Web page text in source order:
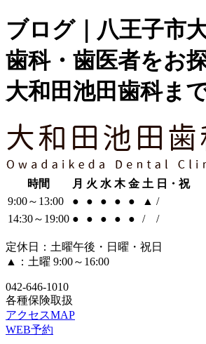
ブログ｜八王子市
歯科・歯医者をお
大和田池田歯科ま
時間 月 火 水 木 金 土 日・祝
9:00～13:00
● ● ● ● ● ▲ /
14:30～19:00 ● ● ● ● ● / /
定休日：土曜午後・日曜・祝日
▲：土曜 9:00～16:00
042-646-1010
各種保険取扱
アクセスMAP
WEB予約